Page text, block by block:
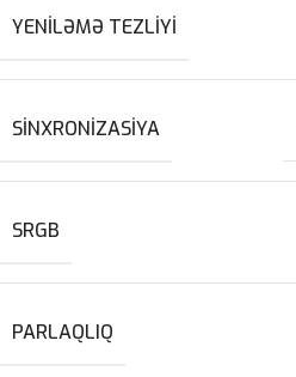
YENILƏMƏ TEZLIYI
SINXRONIZASIYA
SRGB
PARLAQLIQ